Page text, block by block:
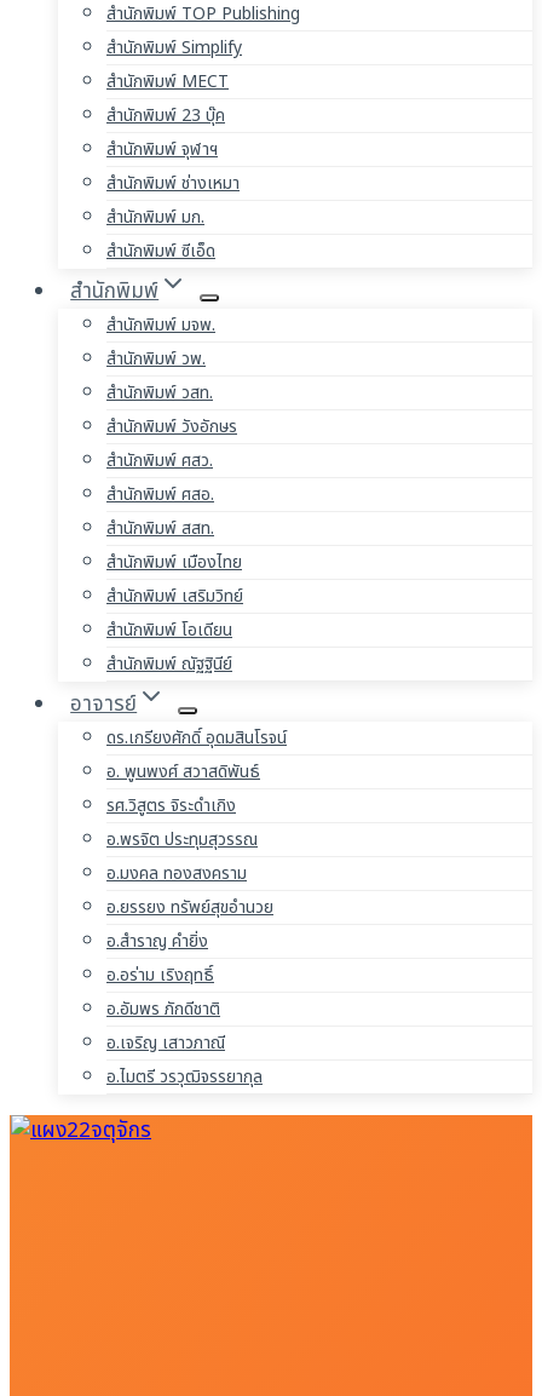
สำนักพิมพ์ TOP Publishing
สำนักพิมพ์ Simplify
สำนักพิมพ์ MECT
สำนักพิมพ์ 23 บุ๊ค
สำนักพิมพ์ จุฬาฯ
สำนักพิมพ์ ช่างเหมา
สำนักพิมพ์ มก.
สำนักพิมพ์ ซีเอ็ด
สำนักพิมพ์
สำนักพิมพ์ มจพ.
สำนักพิมพ์ วพ.
สำนักพิมพ์ วสท.
สำนักพิมพ์ วังอักษร
สำนักพิมพ์ ศสว.
สำนักพิมพ์ ศสอ.
สำนักพิมพ์ สสท.
สำนักพิมพ์ เมืองไทย
สำนักพิมพ์ เสริมวิทย์
สำนักพิมพ์ โอเดียน
สำนักพิมพ์ ณัฐฐินีย์
อาจารย์
ดร.เกรียงศักดิ์ อุดมสินโรจน์
อ. พูนพงศ์ สวาสดิพันธ์
รศ.วิสูตร จิระดำเกิง
อ.พรจิต ประทุมสุวรรณ
อ.มงคล ทองสงคราม
อ.ยรรยง ทรัพย์สุขอำนวย
อ.สำราญ คำยิ่ง
อ.อร่าม เริงฤทธิ์
อ.อัมพร ภักดีชาติ
อ.เจริญ เสาวภาณี
อ.ไมตรี วรวุฒิจรรยากุล